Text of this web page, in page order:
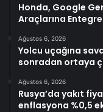
Honda, Google
Araçlarına
Ağustos 6, 2026
Yolcu uçağına
sonradan ortaya
Ağustos 6, 2026
Rusya’da yakıt
enflasyona %0,5